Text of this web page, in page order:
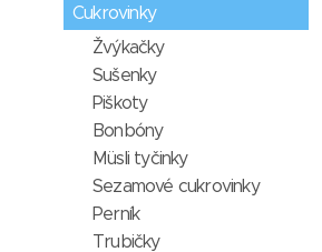
Cukrovinky
Žvýkačky
Sušenky
Piškoty
Bonbóny
Müsli tyčinky
Sezamové cukrovinky
Perník
Trubičky